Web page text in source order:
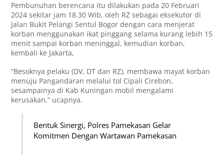
Pembunuhan berencana itu dilakukan pada 20 Februari
2024 sekitar jam 18.30 Wib, oleh RZ sebagai eksekutor di
Jalan Bukit Pelangi Sentul Bogor dengan cara menjerat
korban menggunakan ikat pinggang selama kurang lebih 15
menit sampai korban meninggal, kemudian korban,
kembali ke Jakarta,
“Besoknya pelaku (DV, DT dan RZ), membawa mayat korban
menuju Pangandaran melalui tol Cipali Cirebon,
sesampainya di Kab Kuningan mobil mengalami
kerusakan,” ucapnya.
Bentuk Sinergi, Polres Pamekasan Gelar
Komitmen Dengan Wartawan Pamekasan